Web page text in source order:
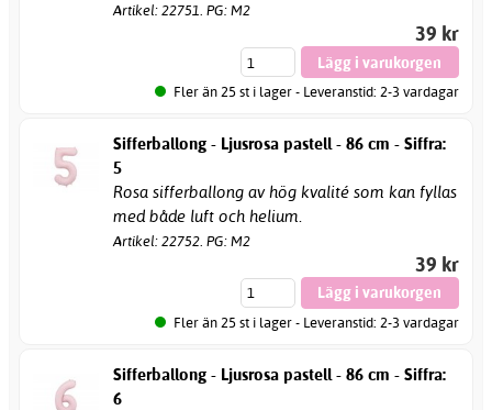
Artikel: 22751. PG: M2
39 kr
Fler än 25 st i lager - Leveranstid: 2-3 vardagar
Sifferballong - Ljusrosa pastell - 86 cm - Siffra:
5
Rosa sifferballong av hög kvalité som kan fyllas
med både luft och helium.
Artikel: 22752. PG: M2
39 kr
Fler än 25 st i lager - Leveranstid: 2-3 vardagar
Sifferballong - Ljusrosa pastell - 86 cm - Siffra:
6